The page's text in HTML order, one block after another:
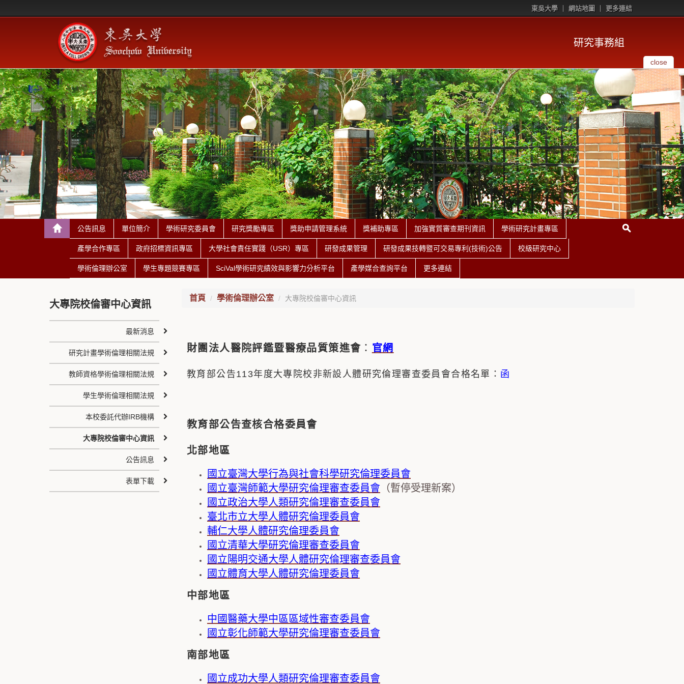
東吳大學 網站地圖 更多連結
研究事務組
close
公告訊息 單位簡介 學術研究委員會 研究獎勵專區 獎助申請管理系統 獎補助專區 加強實質審查期刊資訊 學術研究計畫專區
產學合作專區 政府招標資訊專區 大學社會責任實踐（USR）專區 研發成果管理 研發成果技轉暨可交易專利(技術)公告 校級研究中心
學術倫理辦公室 學生專題競賽專區 SciVal學術研究績效與影響力分析平台 產學媒合查詢平台 更多連結
首頁 學術倫理辦公室 大專院校倫審中心資訊
財團法人醫院評鑑暨醫療品質策進會 ： 官網
教育部公告113年度大專院校非新設人體研究倫理審查委員會合格名單： 函
教育部公告查核合格委員會
北部地區
國立臺灣大學行為與社會科學研究倫理委員會
國立臺灣師範大學研究倫理審查委員會 （暫停受理新案）
國立政治大學人類研究倫理審查委員會
臺北市立大學人體研究倫理委員會
輔仁大學人體研究倫理委員會
國立清華大學研究倫理審查委員會
國立陽明交通大學人體研究倫理審查委員會
國立體育大學人體研究倫理委員會
中部地區
中國醫藥大學中區區域性審查委員會
國立彰化師範大學研究倫理審查委員會
南部地區
國立成功大學人類研究倫理審查委員會
大專院校倫審中心資訊
最新消息
研究計畫學術倫理相關法規
教師資格學術倫理相關法規
學生學術倫理相關法規
本校委託代辦IRB機構
大專院校倫審中心資訊
公告訊息
表單下載